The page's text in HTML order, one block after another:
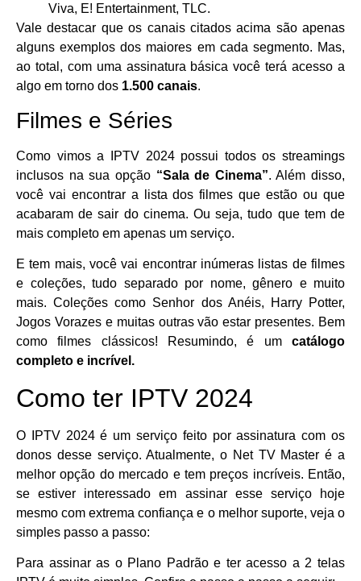
Viva, E! Entertainment, TLC.
Vale destacar que os canais citados acima são apenas
alguns exemplos dos maiores em cada segmento. Mas,
ao total, com uma assinatura básica você terá acesso a
algo em torno dos 1.500 canais.
Filmes e Séries
Como vimos a IPTV 2024 possui todos os streamings
inclusos na sua opção “Sala de Cinema”. Além disso,
você vai encontrar a lista dos filmes que estão ou que
acabaram de sair do cinema. Ou seja, tudo que tem de
mais completo em apenas um serviço.
E tem mais, você vai encontrar inúmeras listas de filmes
e coleções, tudo separado por nome, gênero e muito
mais. Coleções como Senhor dos Anéis, Harry Potter,
Jogos Vorazes e muitas outras vão estar presentes. Bem
como filmes clássicos! Resumindo, é um catálogo
completo e incrível.
Como ter IPTV 2024
O IPTV 2024 é um serviço feito por assinatura com os
donos desse serviço. Atualmente, o Net TV Master é a
melhor opção do mercado e tem preços incríveis. Então,
se estiver interessado em assinar esse serviço hoje
mesmo com extrema confiança e o melhor suporte, veja o
simples passo a passo:
Para assinar as o Plano Padrão e ter acesso a 2 telas